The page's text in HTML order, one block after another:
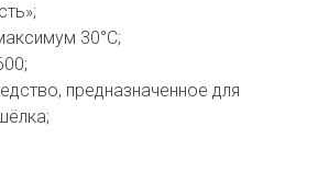
30°С;
предназначенное для